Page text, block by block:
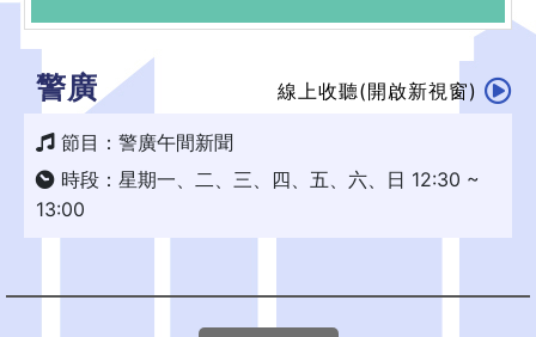
警廣 線上收聽(開啟新視窗)
節目：警廣午間新聞
時段：星期一、二、三、四、五、六、日 12:30 ~
13:00